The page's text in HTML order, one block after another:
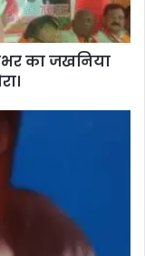
का जखनिया